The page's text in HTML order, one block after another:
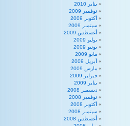
يناير 2010
نوفمبر 2009
أكتوبر 2009
سبتمبر 2009
أغسطس 2009
يوليو 2009
يونيو 2009
مايو 2009
أبريل 2009
مارس 2009
فبراير 2009
يناير 2009
ديسمبر 2008
نوفمبر 2008
أكتوبر 2008
سبتمبر 2008
أغسطس 2008